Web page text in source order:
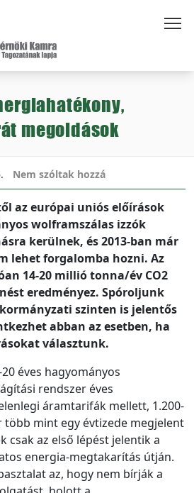
megoldások
Nem szóltak hozzá
az európai uniós előírások
wolframszálas izzók
kerülnek, és 2013-ban már
lehet forgalomba hozni. Az
14-20 millió tonna/év CO2
eredményez. Spóroljunk
szinten is jelentős
abban az esetben, ha
választunk.
éves hagyományos
rendszer éves
áramtarifák mellett, 1.200-
több mint egy évtizede megjelent
csak az első lépést jelentik a
energia-megtakarítás útján.
az, hogy nem bírják a